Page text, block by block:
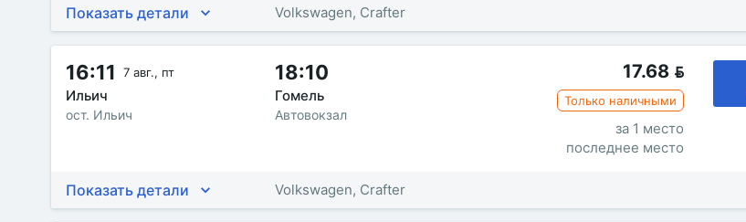
Показать детали Volkswagen, Crafter
16:11 7 авг., пт
Ильич
ост. Ильич
18:10
Гомель
Автовокзал
17.68 
Только наличными
за 1 место
последнее место
Показать детали Volkswagen, Crafter